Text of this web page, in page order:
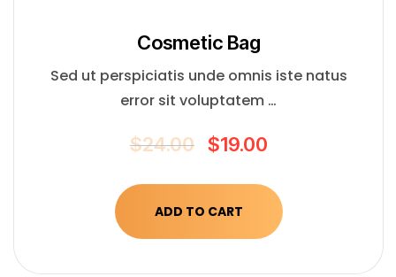
Сosmetic Bag
Sed ut perspiciatis unde omnis iste natus
error sit voluptatem …
$24.00 $19.00
ADD TO CART